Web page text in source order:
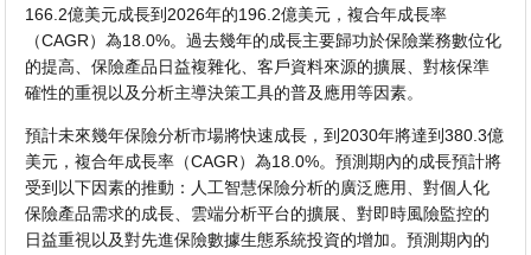
166.2億美元成長到2026年的196.2億美元，複合年成長率
（CAGR）為18.0%。過去幾年的成長主要歸功於保險業務數位化
的提高、保險產品日益複雜化、客戶資料來源的擴展、對核保準
確性的重視以及分析主導決策工具的普及應用等因素。
預計未來幾年保險分析市場將快速成長，到2030年將達到380.3億
美元，複合年成長率（CAGR）為18.0%。預測期內的成長預計將
受到以下因素的推動：人工智慧保險分析的廣泛應用、對個人化
保險產品需求的成長、雲端分析平台的擴展、對即時風險監控的
日益重視以及對先進保險數據生態系統投資的增加。預測期內的